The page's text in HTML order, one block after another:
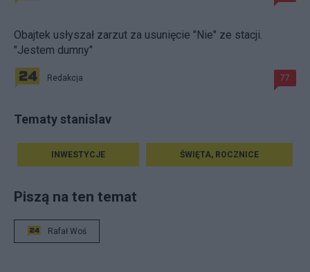
Obajtek usłyszał zarzut za usunięcie "Nie" ze stacji.
"Jestem dumny"
Redakcja 77
Tematy stanislav
INWESTYCJE ŚWIĘTA, ROCZNICE
Piszą na ten temat
Rafał Woś